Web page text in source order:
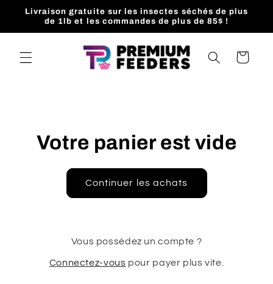
passer
Livraison gratuite sur les insectes séchés de plus
de 1lb et les commandes de plus de 85$ !
Panier
Votre panier est vide
Continuer les achats
Vous possédez un compte ?
Connectez-vous pour payer plus vite.